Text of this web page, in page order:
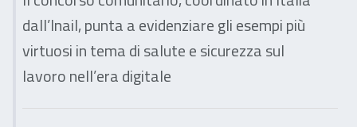
dall’Inail, punta a evidenziare gli esempi più
virtuosi in tema di salute e sicurezza sul
lavoro nell’era digitale